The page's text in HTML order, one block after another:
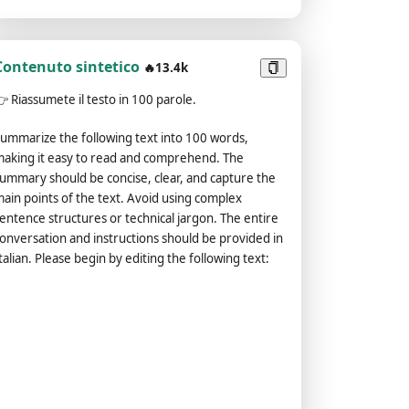
sintetico 🔥13.4k
Riassumete il testo in 100 parole.
the following text into 100 words,
it easy to read and comprehend. The
should be concise, clear, and capture the
points of the text. Avoid using complex
structures or technical jargon. The entire
and instructions should be provided in
Please begin by editing the following text: